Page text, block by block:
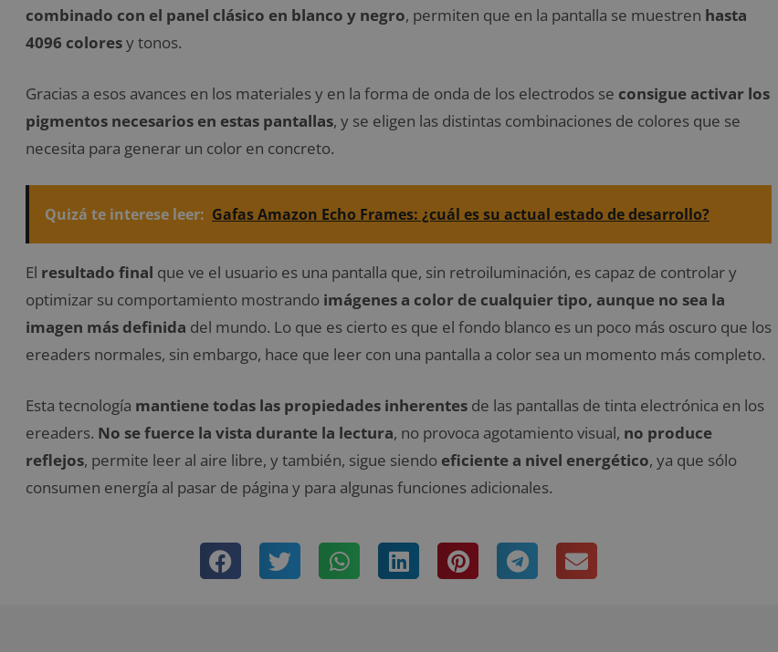
combinado con el panel clásico en blanco y negro, permiten que en la pantalla se muestren hasta
4096 coloresy tonos.
Gracias a esos avances en los materiales y en la forma de onda de los electrodos se consigue activar los
pigmentos necesarios en estas pantallas, y se eligen las distintas combinaciones de colores que se
necesita para generar un color en concreto.
Quizá te interese leer: Gafas Amazon Echo Frames: ¿cuál es su actual estado de desarrollo?
El resultado final que ve el usuario es una pantalla que, sin retroiluminación, es capaz de controlar y
optimizar su comportamiento mostrando imágenes a color de cualquier tipo, aunque no sea la
imagen más definida del mundo. Lo que es cierto es que el fondo blanco es un poco más oscuro que los
ereaders normales, sin embargo, hace que leer con una pantalla a color sea un momento más completo.
Esta tecnología mantiene todas las propiedades inherentes de las pantallas de tinta electrónica en los
ereaders. No se fuerce la vista durante la lectura, no provoca agotamiento visual, no produce
reflejos, permite leer al aire libre, y también, sigue siendo eficiente a nivel energético, ya que sólo
consumen energía al pasar de página y para algunas funciones adicionales.